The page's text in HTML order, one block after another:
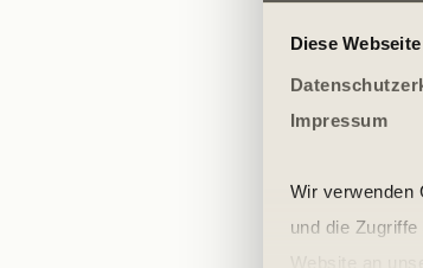
Diese
Impressum
Wir verwenden
und die